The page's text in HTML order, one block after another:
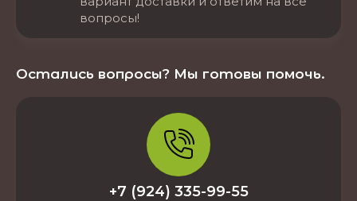
вопросы!
Остались вопросы? Мы готовы помочь.
+7 (924) 335-99-55